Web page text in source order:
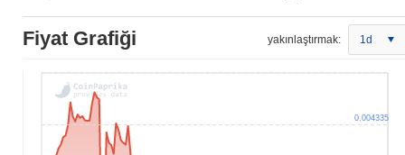
Fiyat Grafiği yakınlaştırmak: 1d
0.004335